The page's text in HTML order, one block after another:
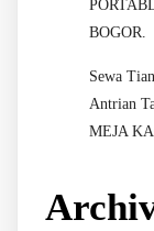
BOGOR.
Sewa
Antrian
MEJA